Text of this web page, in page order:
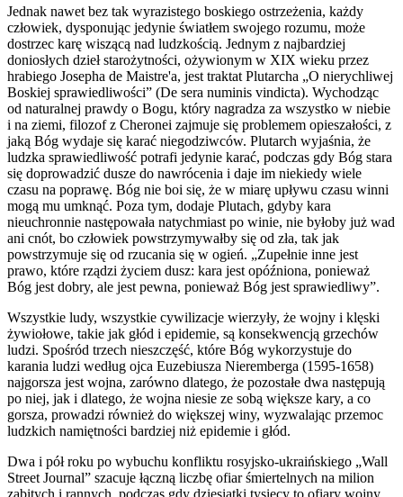
Jednak nawet bez tak wyrazistego boskiego ostrzeżenia, każdy
człowiek, dysponując jedynie światłem swojego rozumu, może
dostrzec karę wiszącą nad ludzkością. Jednym z najbardziej
doniosłych dzieł starożytności, ożywionym w XIX wieku przez
hrabiego Josepha de Maistre'a, jest traktat Plutarcha „O nierychliwej
Boskiej sprawiedliwości” (De sera numinis vindicta). Wychodząc
od naturalnej prawdy o Bogu, który nagradza za wszystko w niebie
i na ziemi, filozof z Cheronei zajmuje się problemem opieszałości, z
jaką Bóg wydaje się karać niegodziwców. Plutarch wyjaśnia, że
ludzka sprawiedliwość potrafi jedynie karać, podczas gdy Bóg stara
się doprowadzić dusze do nawrócenia i daje im niekiedy wiele
czasu na poprawę. Bóg nie boi się, że w miarę upływu czasu winni
mogą mu umknąć. Poza tym, dodaje Plutach, gdyby kara
nieuchronnie następowała natychmiast po winie, nie byłoby już wad
ani cnót, bo człowiek powstrzymywałby się od zła, tak jak
powstrzymuje się od rzucania się w ogień. „Zupełnie inne jest
prawo, które rządzi życiem dusz: kara jest opóźniona, ponieważ
Bóg jest dobry, ale jest pewna, ponieważ Bóg jest sprawiedliwy”.
Wszystkie ludy, wszystkie cywilizacje wierzyły, że wojny i klęski
żywiołowe, takie jak głód i epidemie, są konsekwencją grzechów
ludzi. Spośród trzech nieszczęść, które Bóg wykorzystuje do
karania ludzi według ojca Euzebiusza Nieremberga (1595-1658)
najgorsza jest wojna, zarówno dlatego, że pozostałe dwa następują
po niej, jak i dlatego, że wojna niesie ze sobą większe kary, a co
gorsza, prowadzi również do większej winy, wyzwalając przemoc
ludzkich namiętności bardziej niż epidemie i głód.
Dwa i pół roku po wybuchu konfliktu rosyjsko-ukraińskiego „Wall
Street Journal” szacuje łączną liczbę ofiar śmiertelnych na milion
zabitych i rannych, podczas gdy dziesiątki tysięcy to ofiary wojny